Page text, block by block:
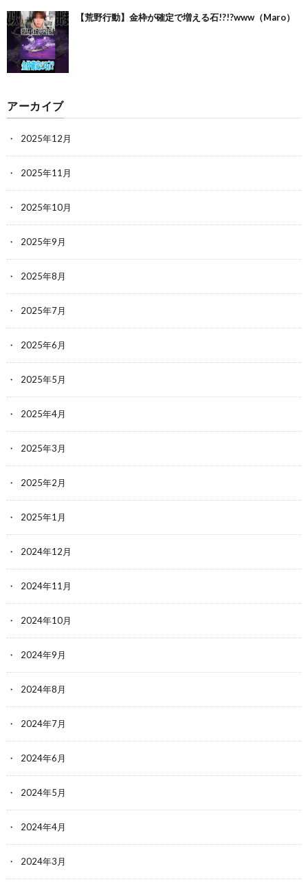
【荒野行動】金枠が確定で増える石!?!?www（Maro）
アーカイブ
2025年12月
2025年11月
2025年10月
2025年9月
2025年8月
2025年7月
2025年6月
2025年5月
2025年4月
2025年3月
2025年2月
2025年1月
2024年12月
2024年11月
2024年10月
2024年9月
2024年8月
2024年7月
2024年6月
2024年5月
2024年4月
2024年3月